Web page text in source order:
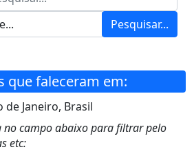
Pesquisar...
que faleceram em:
de Janeiro, Brasil
no campo abaixo para filtrar pelo
etc: